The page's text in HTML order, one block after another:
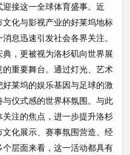
接这一全球体育盛事。近
化与影视产业的好莱坞地标
息迅速引发社会各界关注。
，更被视为洛杉矶向世界展
重要舞台。通过灯光、艺术
莱坞的娱乐基因与足球的激
仪式感的世界杯氛围。与此
注的焦点，进一步提升洛杉
化展示、赛事氛围营造、经
层面来看，这一活动都具有